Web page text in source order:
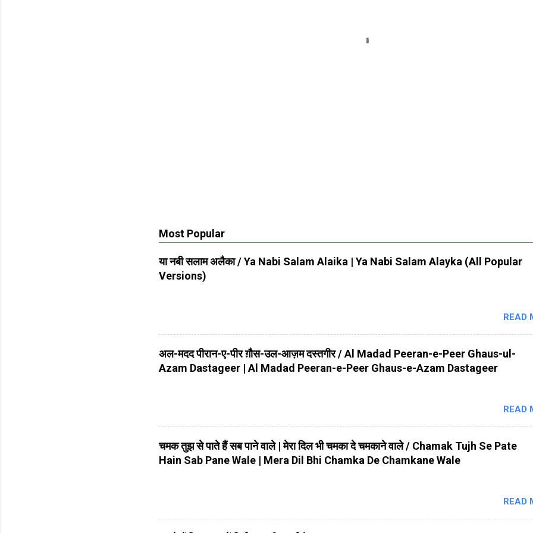
Most Popular
या नबी सलाम अलैका / Ya Nabi Salam Alaika | Ya Nabi Salam Alayka (All Popular
Versions)
READ
अल-मदद पीरान-ए-पीर ग़ौस-उल-आज़म दस्तगीर / Al Madad Peeran-e-Peer Ghaus-ul-
Azam Dastageer | Al Madad Peeran-e-Peer Ghaus-e-Azam Dastageer
READ
चमक तुझ से पाते हैं सब पाने वाले | मेरा दिल भी चमका दे चमकाने वाले / Chamak Tujh Se Pate
Hain Sab Pane Wale | Mera Dil Bhi Chamka De Chamkane Wale
READ